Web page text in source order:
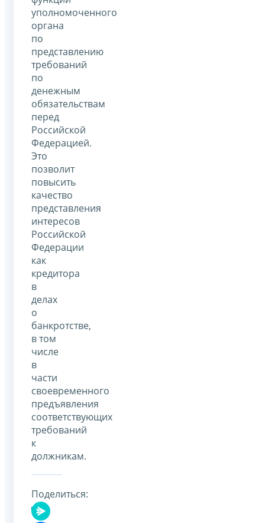
уполномоченного
органа
по
представлению
требований
по
денежным
обязательствам
перед
Российской
Федерацией.
Это
позволит
повысить
качество
представления
интересов
Российской
Федерации
как
кредитора
в
делах
о
банкротстве,
в том
числе
в
части
своевременного
предъявления
соответствующих
требований
к
должникам.
Поделиться: